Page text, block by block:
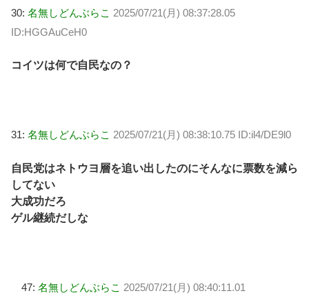
30: 名無しどんぶらこ 2025/07/21(月) 08:37:28.05
ID:HGGAuCeH0
コイツは何で自民なの？
31: 名無しどんぶらこ 2025/07/21(月) 08:38:10.75 ID:il4/DE9l0
自民党はネトウヨ層を追い出したのにそんなに票数を減ら
してない
大成功だろ
ゲル継続だしな
47: 名無しどんぶらこ 2025/07/21(月) 08:40:11.01